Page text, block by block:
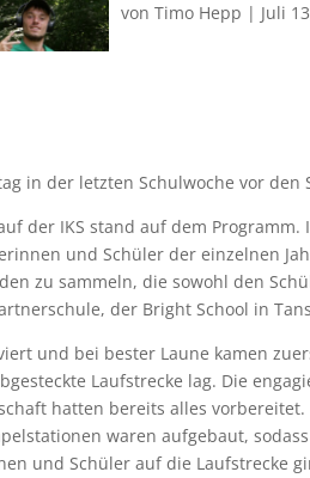
von Timo Hepp | Juli
in der letzten Schulwoche vor
der IKS stand auf dem
und Schüler der einzelnen
zu sammeln, die sowohl den
der Bright School in
und bei bester Laune kamen
Laufstrecke lag. Die
hatten bereits alles
waren aufgebaut,
und Schüler auf die Laufstrecke